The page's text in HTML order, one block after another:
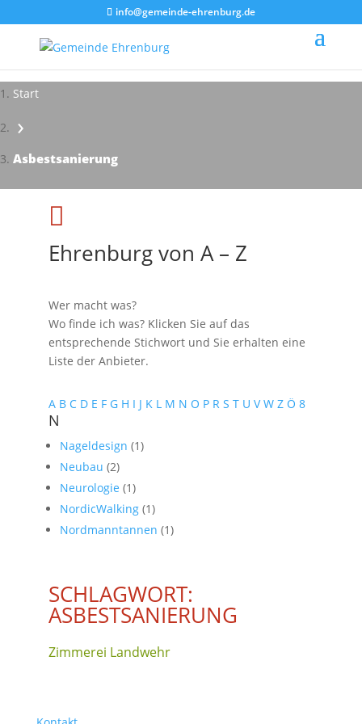
info@gemeinde-ehrenburg.de
Start
›
Asbestsanierung
Impressionen - Mareike Kranz

Ehrenburg von A – Z
Wer macht was?
Wo finde ich was? Klicken Sie auf das
entsprechende Stichwort und Sie erhalten eine
Liste der Anbieter.
A B C D E F G H I J K L M N O P R S T U V W Z Ö 8
N
Nageldesign (1)
Neubau (2)
Neurologie (1)
NordicWalking (1)
Nordmanntannen (1)
SCHLAGWORT:
ASBESTSANIERUNG
Zimmerei Landwehr